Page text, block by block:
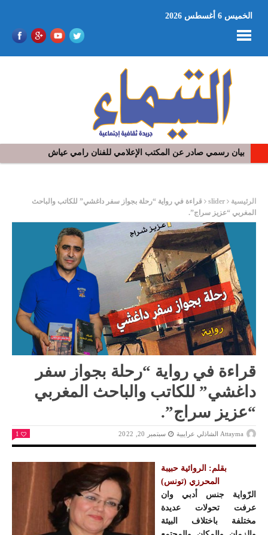
الخميس 6 أغسطس 2026
في افتتاح مهرجان بومخلوف الدولي: رؤوف ماهر يتالق و يشد الجمهور
الرئيسية slider
قراءة في رواية “رحلة بجواز سفر داغشي” للكاتب والباحث
المغربي “عزيز سراج”.
قراءة في رواية “رحلة بجواز سفر
داغشي” للكاتب والباحث المغربي
“عزيز سراج”.
Attayma الشاذلي عرايبية سبتمبر 20, 2022 1
بقلم: الروائية حبيبة
المحرزي (تونس)
الرّواية جنس أدبي وان
عرفت تحولات عديدة
مختلفة باختلاف البيئة